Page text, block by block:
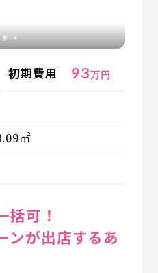
初期費用 93万円
㎡
括可！
ンが出店するあ